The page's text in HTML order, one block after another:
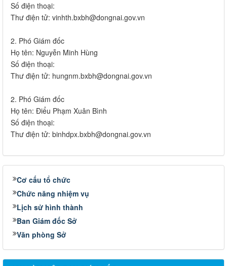
Số điện thoại:
Thư điện tử: vinhth.bxbh@dongnai.gov.vn
2. Phó Giám đốc
Họ tên: Nguyễn Minh Hùng
Số điện thoại:
Thư điện tử: hungnm.bxbh@dongnai.gov.vn
2. Phó Giám đốc
Họ tên: Điểu Phạm Xuân Bình
Số điện thoại:
Thư điện tử: binhdpx.bxbh@dongnai.gov.vn
Cơ cấu tổ chức
Chức năng nhiệm vụ
Lịch sử hình thành
Ban Giám đốc Sở
Văn phòng Sở
LỊCH CÔNG TÁC CỦA LÃNH ĐẠO SỞ XÂY DỰNG (Từ ngày
03/8 đến ngày 08/8/2026)